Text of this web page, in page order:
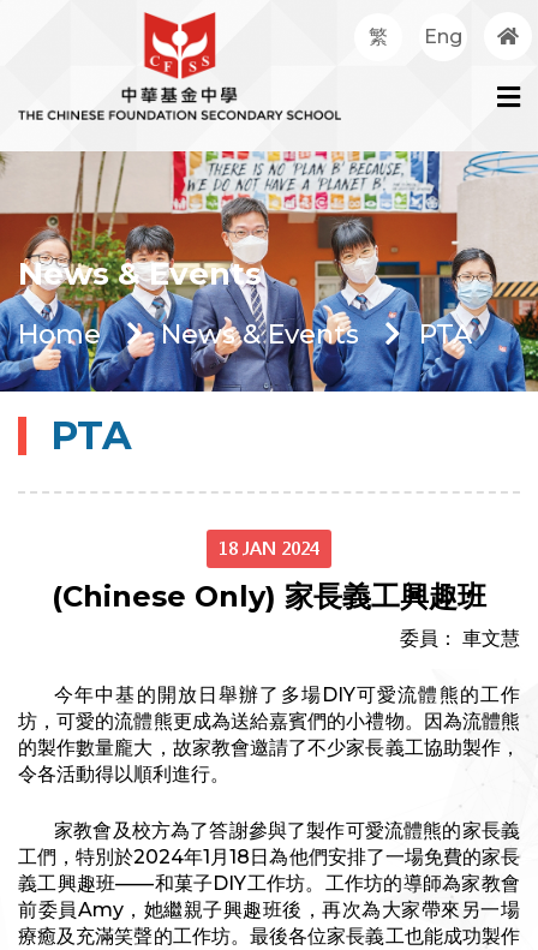
繁 Eng
News & Events
Home News & Events PTA
PTA
18 JAN 2024
(Chinese Only) 家長義工興趣班
委員： 車文慧
今年中基的開放日舉辦了多場DIY可愛流體熊的工作
坊，可愛的流體熊更成為送給嘉賓們的小禮物。因為流體熊
的製作數量龐大，故家教會邀請了不少家長義工協助製作，
令各活動得以順利進行。
家教會及校方為了答謝參與了製作可愛流體熊的家長義
工們，特別於2024年1月18日為他們安排了一場免費的家長
義工興趣班——和菓子DIY工作坊。工作坊的導師為家教會
前委員Amy，她繼親子興趣班後，再次為大家帶來另一場
療癒及充滿笑聲的工作坊。最後各位家長義工也能成功製作